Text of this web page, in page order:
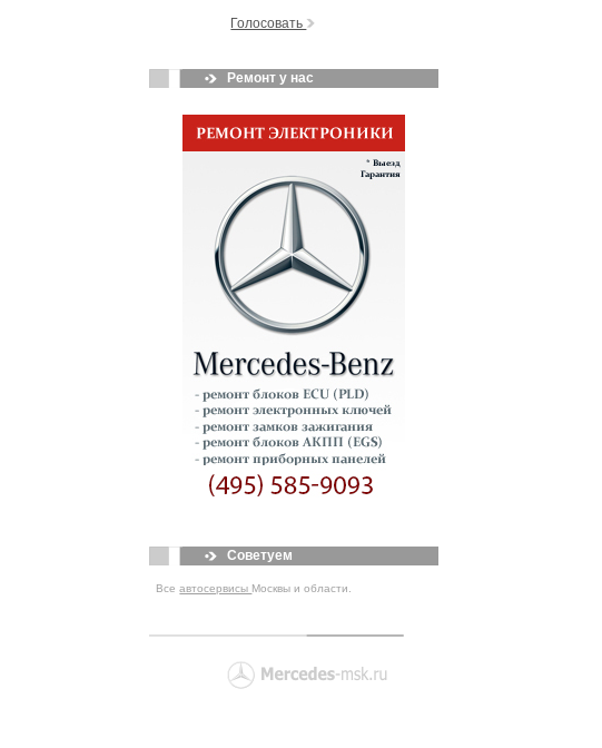
Голосовать
Ремонт у нас
Советуем
Всеавтосервисы Москвы и области.